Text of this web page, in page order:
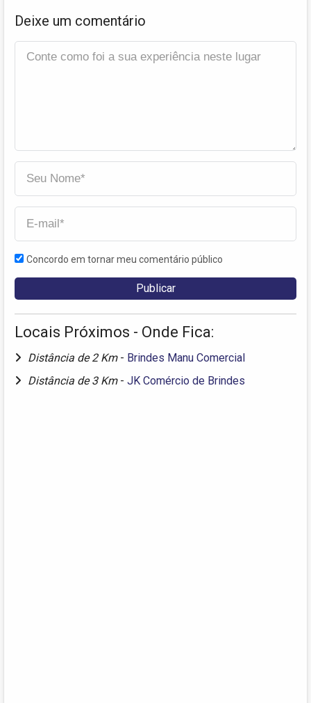
Deixe um comentário
Concordo em tornar meu comentário público
Locais Próximos - Onde Fica:
Distância de 2 Km - Brindes Manu Comercial
Distância de 3 Km - JK Comércio de Brindes